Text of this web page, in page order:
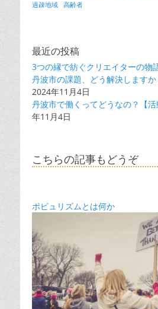
過疎地域 高齢者
最近の投稿
3つの縁で紡ぐクリエイターの物
丹波市の課題、どう解決しますか
2024年11月4日
丹波市で働くってどうなの？【活
年11月4日
こちらの記事もどうぞ
ポピュリズムとは何か